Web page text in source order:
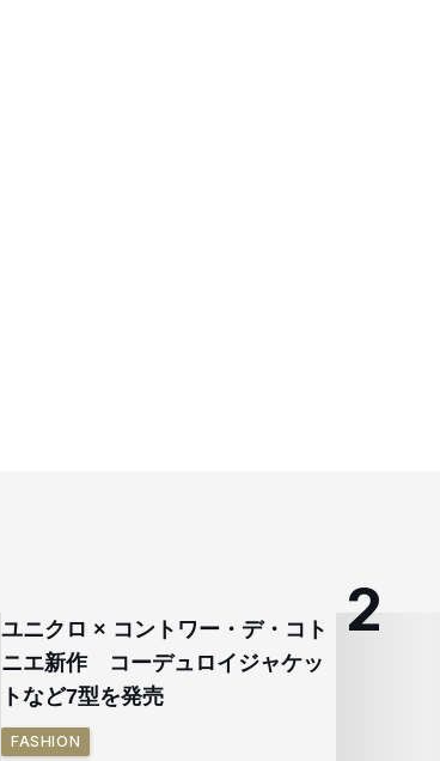
ユニクロ × コントワー・デ・コト
ニエ新作 コーデュロイジャケッ
トなど7型を発売
FASHION